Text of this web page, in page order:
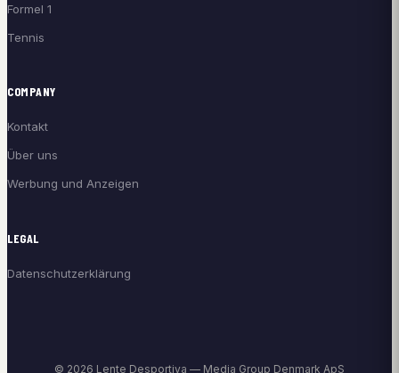
Formel 1
Tennis
COMPANY
Kontakt
Über uns
Werbung und Anzeigen
LEGAL
Datenschutzerklärung
© 2026 Lente Desportiva — Media Group Denmark ApS